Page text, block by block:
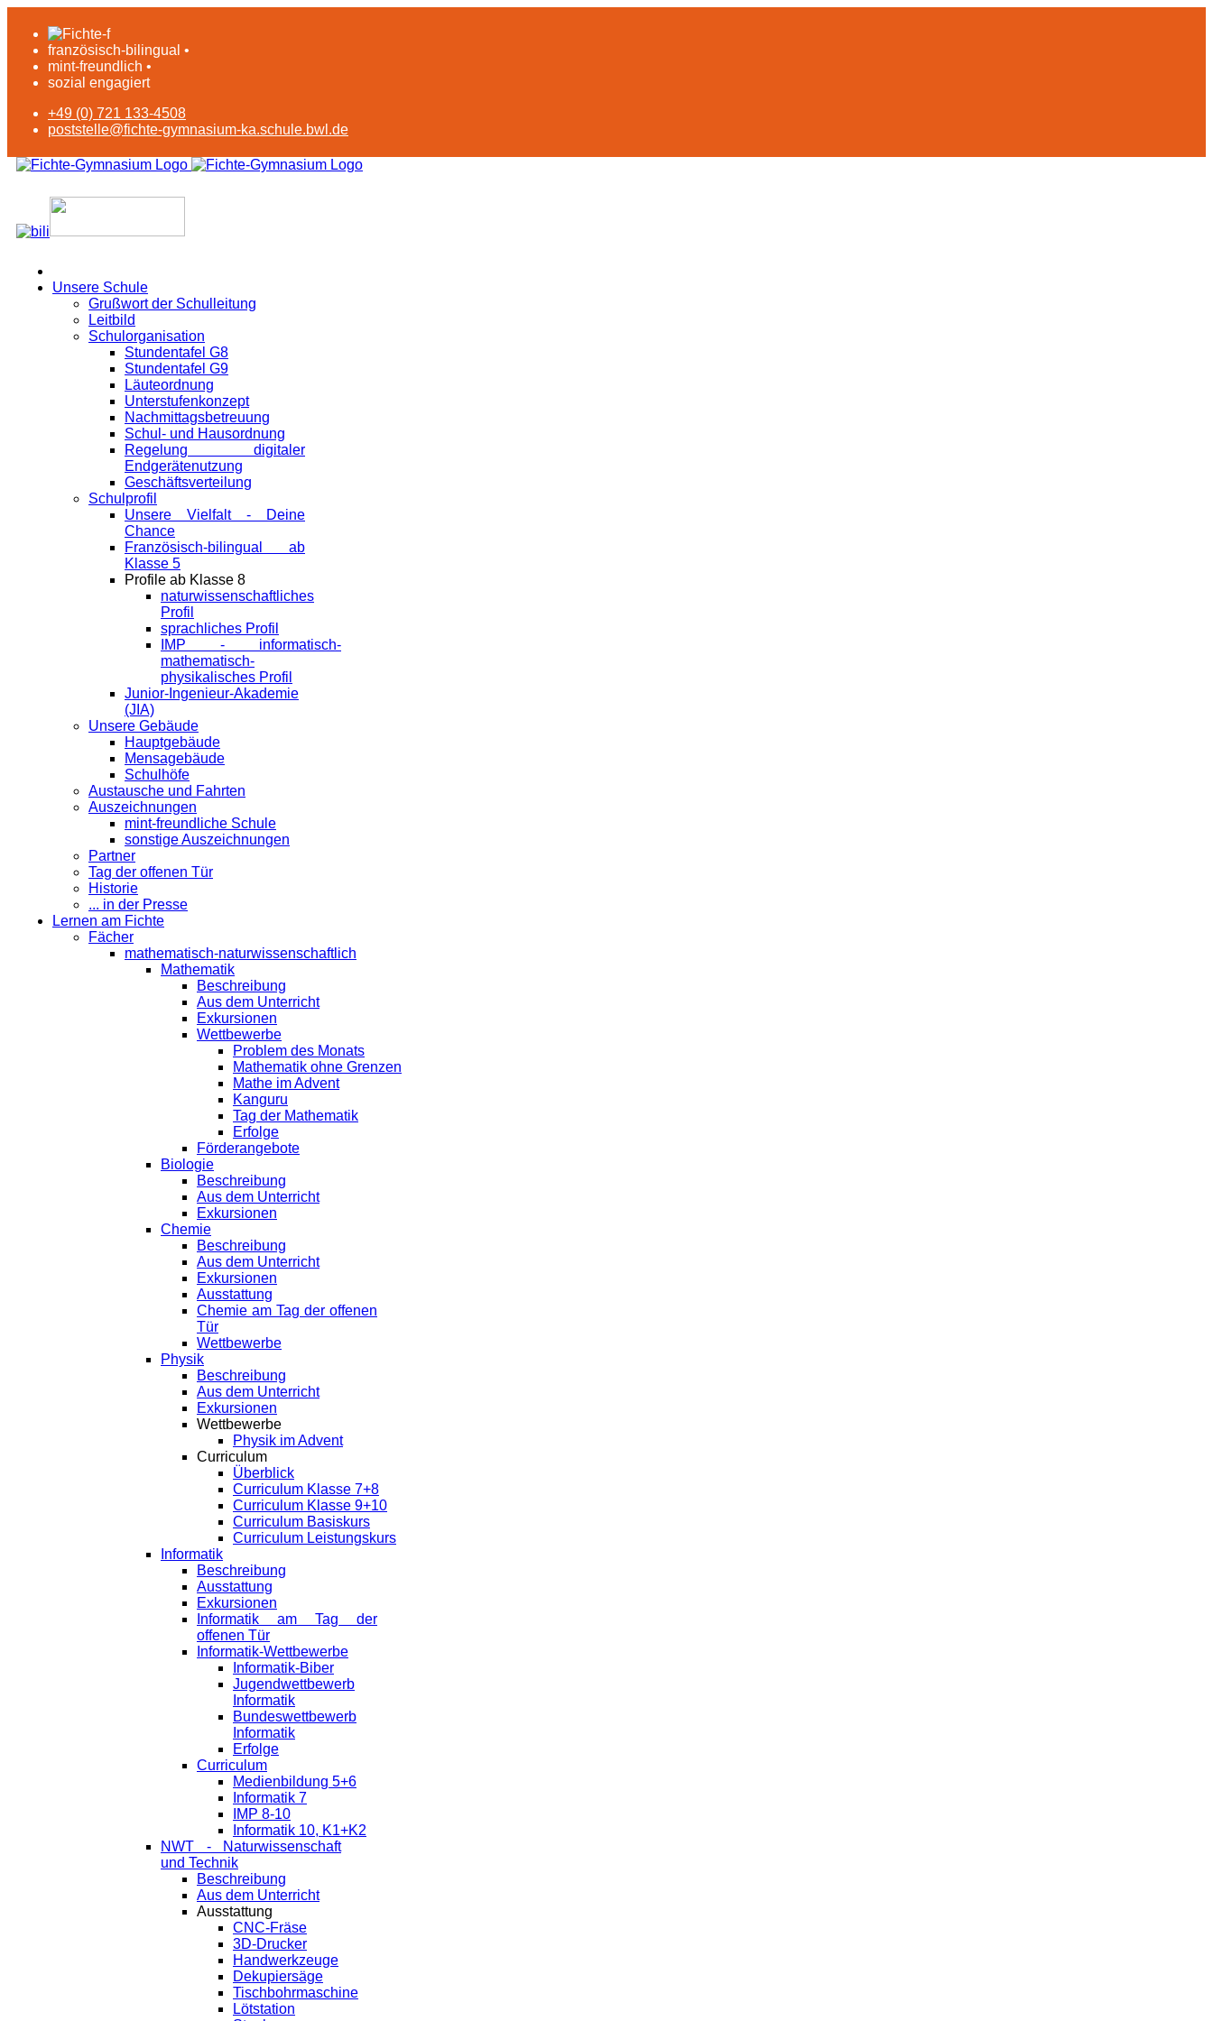
französisch-bilingual •
mint-freundlich •
sozial engagiert
+49 (0) 721 133-4508
poststelle@fichte-gymnasium-ka.schule.bwl.de
Unsere Schule
Grußwort der Schulleitung
Leitbild
Schulorganisation
Stundentafel G8
Stundentafel G9
Läuteordnung
Unterstufenkonzept
Nachmittagsbetreuung
Schul- und Hausordnung
Regelung digitaler
Endgeräte­nutzung
Geschäftsverteilung
Schulprofil
Unsere Vielfalt - Deine
Chance
Französisch-bilingual ab
Klasse 5
Profile ab Klasse 8
naturwissenschaftliches
Profil
sprachliches Profil
IMP - informatisch-
mathematisch-
physikalisches Profil
Junior-Ingenieur-Akademie
(JIA)
Unsere Gebäude
Hauptgebäude
Mensagebäude
Schulhöfe
Austausche und Fahrten
Auszeichnungen
mint-freundliche Schule
sonstige Auszeichnungen
Partner
Tag der offenen Tür
Historie
... in der Presse
Lernen am Fichte
Fächer
mathematisch-naturwissenschaftlich
Mathematik
Beschreibung
Aus dem Unterricht
Exkursionen
Wettbewerbe
Problem des Monats
Mathematik ohne Grenzen
Mathe im Advent
Kanguru
Tag der Mathematik
Erfolge
Förderangebote
Biologie
Beschreibung
Aus dem Unterricht
Exkursionen
Chemie
Beschreibung
Aus dem Unterricht
Exkursionen
Ausstattung
Chemie am Tag der offenen
Tür
Wettbewerbe
Physik
Beschreibung
Aus dem Unterricht
Exkursionen
Wettbewerbe
Physik im Advent
Curriculum
Überblick
Curriculum Klasse 7+8
Curriculum Klasse 9+10
Curriculum Basiskurs
Curriculum Leistungskurs
Informatik
Beschreibung
Ausstattung
Exkursionen
Informatik am Tag der
offenen Tür
Informatik-Wettbewerbe
Informatik-Biber
Jugendwettbewerb
Informatik
Bundeswettbewerb
Informatik
Erfolge
Curriculum
Medienbildung 5+6
Informatik 7
IMP 8-10
Informatik 10, K1+K2
NWT - Naturwissenschaft
und Technik
Beschreibung
Aus dem Unterricht
Ausstattung
CNC-Fräse
3D-Drucker
Handwerkzeuge
Dekupiersäge
Tischbohrmaschine
Lötstation